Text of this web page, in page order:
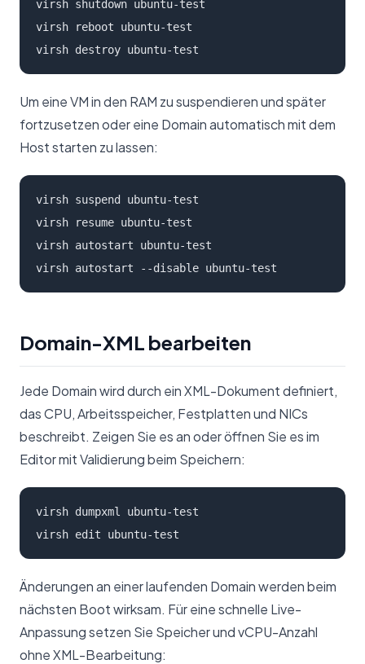
virsh shutdown ubuntu-test
virsh reboot ubuntu-test
virsh destroy ubuntu-test
Um eine VM in den RAM zu suspendieren und später
fortzusetzen oder eine Domain automatisch mit dem
Host starten zu lassen:
virsh suspend ubuntu-test
virsh resume ubuntu-test
virsh autostart ubuntu-test
virsh autostart --disable ubuntu-test
Domain-XML bearbeiten
Jede Domain wird durch ein XML-Dokument definiert,
das CPU, Arbeitsspeicher, Festplatten und NICs
beschreibt. Zeigen Sie es an oder öffnen Sie es im
Editor mit Validierung beim Speichern:
virsh dumpxml ubuntu-test
virsh edit ubuntu-test
Änderungen an einer laufenden Domain werden beim
nächsten Boot wirksam. Für eine schnelle Live-
Anpassung setzen Sie Speicher und vCPU-Anzahl
ohne XML-Bearbeitung: